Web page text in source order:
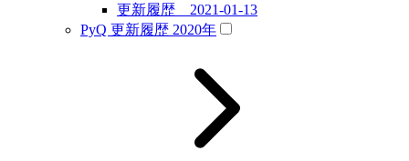
更新履歴 2021-01-13
PyQ 更新履歴 2020年